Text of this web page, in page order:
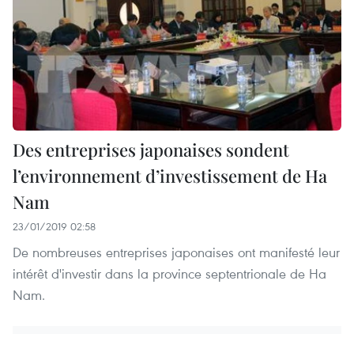
Des entreprises japonaises sondent
l’environnement d’investissement de Ha
Nam
23/01/2019 02:58
De nombreuses entreprises japonaises ont manifesté leur
intérêt d'investir dans la province septentrionale de Ha
Nam.